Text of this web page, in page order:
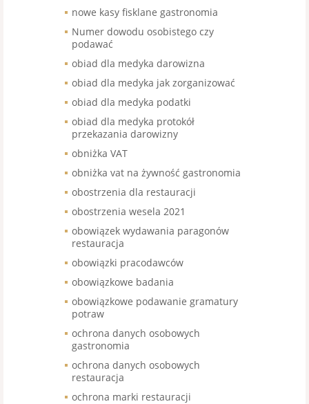
nowe kasy fisklane gastronomia
Numer dowodu osobistego czy
podawać
obiad dla medyka darowizna
obiad dla medyka jak zorganizować
obiad dla medyka podatki
obiad dla medyka protokół
przekazania darowizny
obniżka VAT
obniżka vat na żywność gastronomia
obostrzenia dla restauracji
obostrzenia wesela 2021
obowiązek wydawania paragonów
restauracja
obowiązki pracodawców
obowiązkowe badania
obowiązkowe podawanie gramatury
potraw
ochrona danych osobowych
gastronomia
ochrona danych osobowych
restauracja
ochrona marki restauracji